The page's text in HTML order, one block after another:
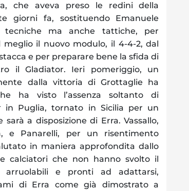
che aveva preso le redini della
giorni fa, sostituendo Emanuele
tecniche ma anche tattiche, per
il nuovo modulo, il 4-4-2, dal
e per preparare bene la sfida di
il Gladiator. Ieri pomeriggio, un
dalla vittoria di Grottaglie ha
ha visto l’assenza soltanto di
in Puglia, tornato in Sicilia per un
a disposizione di Erra. Vassallo,
e Panarelli, per un risentimento
in maniera approfondita dallo
calciatori che non hanno svolto il
e pronti ad adattarsi,
di Erra come già dimostrato a